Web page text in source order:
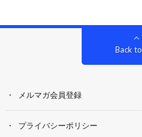
Back
メルマガ会員登録
プライバシーポリシー